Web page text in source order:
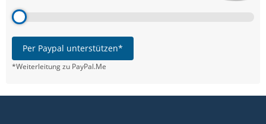
Per Paypal unterstützen*
*Weiterleitung zu PayPal.Me